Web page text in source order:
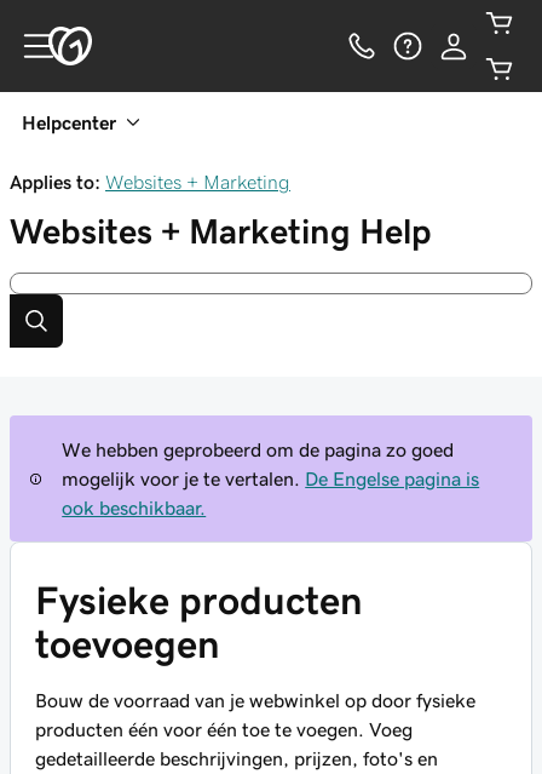
Helpcenter
Applies to: Websites + Marketing
Websites + Marketing Help
We hebben geprobeerd om de pagina zo goed
mogelijk voor je te vertalen.
De Engelse pagina is
ook beschikbaar.
Fysieke producten
toevoegen
Bouw de voorraad van je webwinkel op door fysieke
producten één voor één toe te voegen. Voeg
gedetailleerde beschrijvingen, prijzen, foto's en